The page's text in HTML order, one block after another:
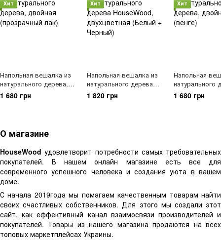
Хит
Напольная вешалка из
натурального дерева,
двойная (прозрачный
1 680 грн
Хит
Напольная вешалка из
натурального дерева
HouseWood, двухцветная
(Белый + Черный)
1 820 грн
Хит
Напольная
натурального
двойная
1 680 грн
О магазине
HouseWoodудовлетворит потребности самых требовательных
покупателей. В нашем онлайн магазине есть все для
современного успешного человека и создания уюта в вашем
доме.
С начала 2019года мы помагаем качественным товарам найти
своих счастливых собственников. Для этого мы создали этот
сайт, как еффективный канал взаимосвязи производителей и
покупателей. Товары из нашего магазина продаются на всех
топовых маркетплейсах Украины.